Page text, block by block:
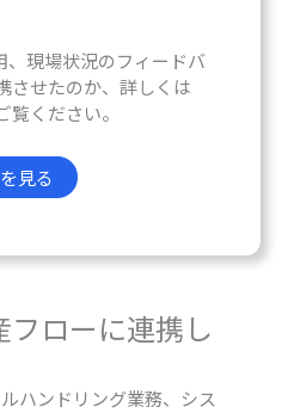
、現場状況のフィードバ
させたのか、詳しくは
ください。
見る
フローに連携し
ハンドリング業務、シス